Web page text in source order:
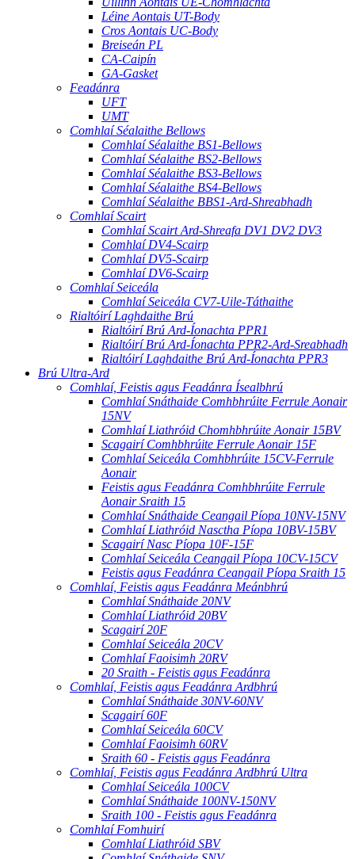
Léine Aontais UT-Body
Cros Aontais UC-Body
Breiseán PL
CA-Caipín
GA-Gasket
Feadánra
UFT
UMT
Comhlaí Séalaithe Bellows
Comhlaí Séalaithe BS1-Bellows
Comhlaí Séalaithe BS2-Bellows
Comhlaí Séalaithe BS3-Bellows
Comhlaí Séalaithe BS4-Bellows
Comhlaí Séalaithe BBS1-Ard-Shreabhadh
Comhlaí Scairt
Comhlaí Scairt Ard-Shreafa DV1 DV2 DV3
Comhlaí DV4-Scairp
Comhlaí DV5-Scairp
Comhlaí DV6-Scairp
Comhlaí Seiceála
Comhlaí Seiceála CV7-Uile-Táthaithe
Rialtóirí Laghdaithe Brú
Rialtóirí Brú Ard-Íonachta PPR1
Rialtóirí Brú Ard-Íonachta PPR2-Ard-Sreabhadh
Rialtóirí Laghdaithe Brú Ard-Íonachta PPR3
Brú Ultra-Ard
Comhlaí, Feistis agus Feadánra Ísealbhrú
Comhlaí Snáthaide Comhbhrúite Ferrule Aonair
15NV
Comhlaí Liathróid Chomhbhrúite Aonair 15BV
Scagairí Comhbhrúite Ferrule Aonair 15F
Comhlaí Seiceála Comhbhrúite 15CV-Ferrule
Aonair
Feistis agus Feadánra Comhbhrúite Ferrule
Aonair Sraith 15
Comhlaí Snáthaide Ceangail Píopa 10NV-15NV
Comhlaí Liathróid Nasctha Píopa 10BV-15BV
Scagairí Nasc Píopa 10F-15F
Comhlaí Seiceála Ceangail Píopa 10CV-15CV
Feistis agus Feadánra Ceangail Píopa Sraith 15
Comhlaí, Feistis agus Feadánra Meánbhrú
Comhlaí Snáthaide 20NV
Comhlaí Liathróid 20BV
Scagairí 20F
Comhlaí Seiceála 20CV
Comhlaí Faoisimh 20RV
20 Sraith - Feistis agus Feadánra
Comhlaí, Feistis agus Feadánra Ardbhrú
Comhlaí Snáthaide 30NV-60NV
Scagairí 60F
Comhlaí Seiceála 60CV
Comhlaí Faoisimh 60RV
Sraith 60 - Feistis agus Feadánra
Comhlaí, Feistis agus Feadánra Ardbhrú Ultra
Comhlaí Seiceála 100CV
Comhlaí Snáthaide 100NV-150NV
Sraith 100 - Feistis agus Feadánra
Comhlaí Fomhuirí
Comhlaí Liathróid SBV